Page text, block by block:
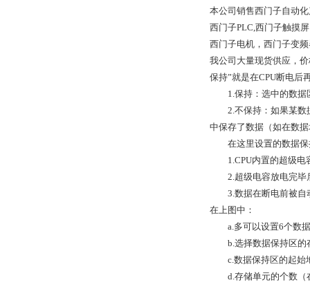
本公司销售西门子自动
西门子PLC,西门子触摸
西门子电机，西门子变
我公司大量现货供应，
保持”就是在CPU断电后
1.保持：选中的数据
2.不保持：如果某数据
中保存了数据（如在数
在这里设置的数据保
1.CPU内置的超级电
2.超级电容放电完毕后
3.数据在断电前被自
在上图中：
a.多可以设置6个数据
b.选择数据保持区的
c.数据保持区的起始
d.存储单元的个数（